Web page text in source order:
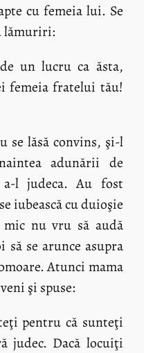
cu femeia lui. Se
lămuriri:
un lucru ca ăsta,
femeia fratelui tău!
se lăsă convins, şi-l
adunării de
l judeca. Au fost
iubească cu duioşie
nu vru să audă
se arunce asupra
Atunci mama
şi spuse:
pentru că sunteţi
judec. Dacă locuiţi